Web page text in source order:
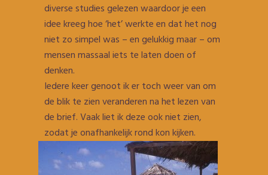
diverse studies gelezen waardoor je een
idee kreeg hoe ‘het’ werkte en dat het nog
niet zo simpel was – en gelukkig maar – om
mensen massaal iets te laten doen of
denken.
Iedere keer genoot ik er toch weer van om
de blik te zien veranderen na het lezen van
de brief. Vaak liet ik deze ook niet zien,
zodat je onafhankelijk rond kon kijken.